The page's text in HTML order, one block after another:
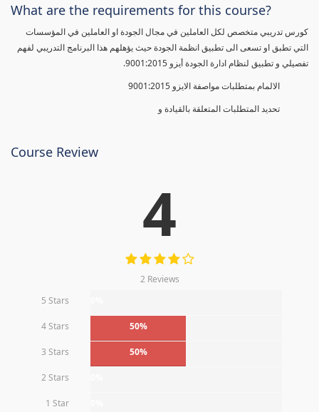
What are the requirements for this course?
كورس تدريبي متخصص لكل العاملين في مجال الجودة او العاملين في المؤسسات
التي تطبق او تسعى الى تطبيق انظمة الجودة حيث يؤهلهم هذا البرنامج التدريبي لفهم
تفصيلي و تطبيق لنظام ادارة الجودة أيزو 9001:2015.
الالمام بمتطلبات مواصفة الايزو 9001:2015
تحديد المتطلبات المتعلقة بالقيادة و
Course Review
4
2 Reviews
5 Stars
4 Stars 50%
3 Stars 50%
2 Stars
1 Star